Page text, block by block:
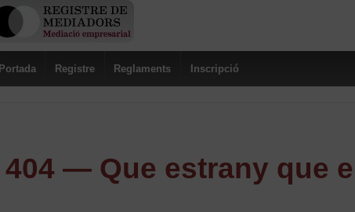
Portada Registre Reglaments Inscripció
404 — Que estrany que